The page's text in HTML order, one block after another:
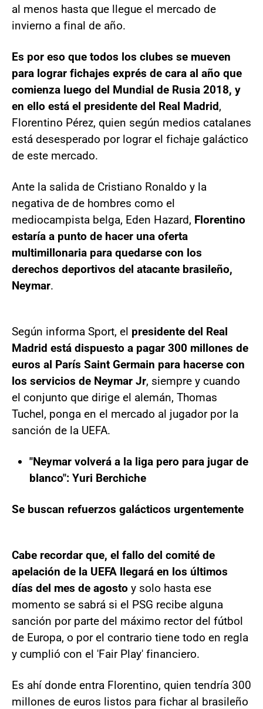
al menos hasta que llegue el mercado de
invierno a final de año.
Es por eso que todos los clubes se mueven
para lograr fichajes exprés de cara al año que
comienza luego del Mundial de Rusia 2018, y
en ello está el presidente del Real Madrid,
Florentino Pérez, quien según medios catalanes
está desesperado por lograr el fichaje galáctico
de este mercado.
Ante la salida de Cristiano Ronaldo y la
negativa de de hombres como el
mediocampista belga, Eden Hazard, Florentino
estaría a punto de hacer una oferta
multimillonaria para quedarse con los
derechos deportivos del atacante brasileño,
Neymar.
Según informa Sport, el presidente del Real
Madrid está dispuesto a pagar 300 millones de
euros al París Saint Germain para hacerse con
los servicios de Neymar Jr, siempre y cuando
el conjunto que dirige el alemán, Thomas
Tuchel, ponga en el mercado al jugador por la
sanción de la UEFA.
"Neymar volverá a la liga pero para jugar de
blanco": Yuri Berchiche
Se buscan refuerzos galácticos urgentemente
Cabe recordar que, el fallo del comité de
apelación de la UEFA llegará en los últimos
días del mes de agosto y solo hasta ese
momento se sabrá si el PSG recibe alguna
sanción por parte del máximo rector del fútbol
de Europa, o por el contrario tiene todo en regla
y cumplió con el 'Fair Play' financiero.
Es ahí donde entra Florentino, quien tendría 300
millones de euros listos para fichar al brasileño